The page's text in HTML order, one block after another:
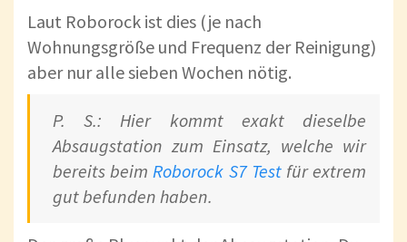
Laut Roborock ist dies (je nach
Wohnungsgröße und Frequenz der Reinigung)
aber nur alle sieben Wochen nötig.
P. S.: Hier kommt exakt dieselbe
Absaugstation zum Einsatz, welche wir
bereits beimRoborock S7 Testfür extrem
gut befunden haben.